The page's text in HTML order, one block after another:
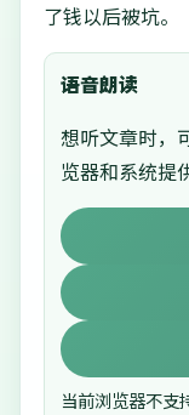
了钱以后被坑。
语音朗读
想听文章时，
览器和系统提
当前浏览器不支